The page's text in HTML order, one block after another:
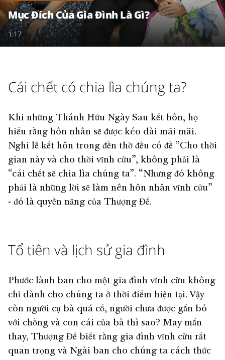
Mục Đích Của Gia Đình Là Gì?
1:17
Cái chết có chia lìa chúng ta?
Khi những Thánh Hữu Ngày Sau kết hôn, họ
hiểu rằng hôn nhân sẽ được kéo dài mãi mãi.
Nghi lễ kết hôn trong đền thờ đều có đề ”Cho thời
gian này và cho thời vĩnh cửu”, không phải là
“cái chết sẽ chia lìa chúng ta”. “Nhưng đó không
phải là những lời sẽ làm nên hôn nhân vĩnh cửu”
- đó là quyền năng của Thượng Đế.
Tổ tiên và lịch sử gia đình
Phước lành ban cho một gia đình vĩnh cửu không
chỉ dành cho chúng ta ở thời điểm hiện tại. Vậy
còn người cụ bà quá cố, người chưa được gắn bó
với chồng và con cái của bà thì sao? May mắn
thay, Thượng Đế biết rằng gia đình vĩnh cửu rất
quan trọng và Ngài ban cho chúng ta cách thức